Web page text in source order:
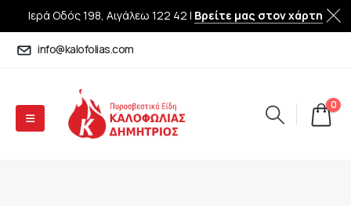
Ιερά Οδός 198, Αιγάλεω 122 42 | Βρείτε μας στον χάρτη
info@kalofolias.com
0